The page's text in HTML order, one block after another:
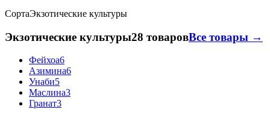
СортаЭкзотические культуры
Экзотические культуры28 товаровВсе товары →
Фейхоа6
Азимина6
Унаби5
Маслина3
Гранат3